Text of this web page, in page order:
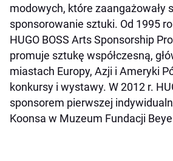
modowych, które zaangażowały
sponsorowanie sztuki. Od 1995
HUGO BOSS Arts Sponsorship
promuje sztukę współczesną,
miastach Europy, Azji i Ameryki
konkursy i wystawy. W 2012 r.
sponsorem pierwszej
Koonsa w Muzeum Fundacji